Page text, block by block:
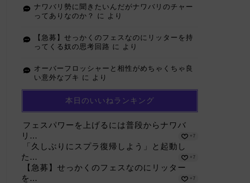
ナワバリ勢に聞きたいんだがナワバリのチャー
ってありなのか？
に より
【急募】せっかくのフェスなのにリッターを持
ってくる奴の思考回路 に より
オーバーフロッシャーと相性がめちゃくちゃ良
い意外なブキ に より
本日のいいねランキング
フェスパワーを上げるには普段からナワバ
リ...
+7
「久しぶりにスプラ復帰しよう」と起動し
た...
+7
【急募】せっかくのフェスなのにリッター
を...
+7